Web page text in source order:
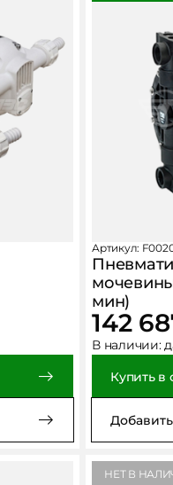
Артикул:
мин)
142
В наличии:
Купить в
НЕТ В